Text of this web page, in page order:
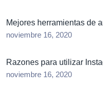
Mejores herramientas de
noviembre 16, 2020
Razones para utilizar
noviembre 16, 2020